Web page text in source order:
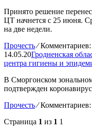
Принято решение
ЦТ начнется с 25 июня.
на две недели.
Прочесть ⁄Комментариев:
14.05.20Гродненская
центра гигиены и
В Сморгонском
подтвержден
Прочесть ⁄Комментариев:
Страница 1 из 1 1